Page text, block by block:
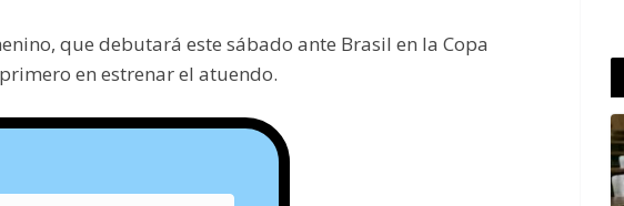
que debutará este sábado ante Brasil en la Copa
en estrenar el atuendo.